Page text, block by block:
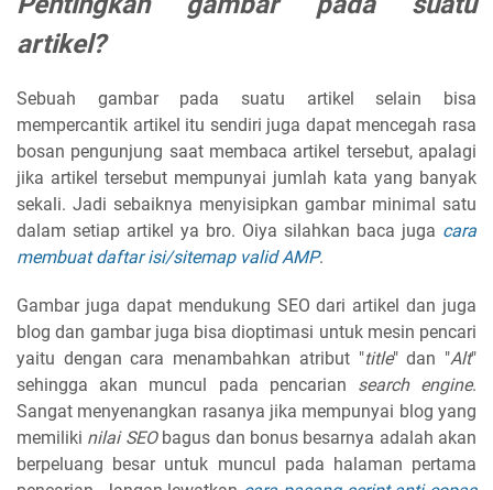
artikel?
Sebuah gambar pada suatu artikel selain bisa
mempercantik artikel itu sendiri juga dapat mencegah rasa
bosan pengunjung saat membaca artikel tersebut, apalagi
jika artikel tersebut mempunyai jumlah kata yang banyak
sekali. Jadi sebaiknya menyisipkan gambar minimal satu
dalam setiap artikel ya bro. Oiya silahkan baca juga cara
membuat daftar isi/sitemap valid AMP.
Gambar juga dapat mendukung SEO dari artikel dan juga
blog dan gambar juga bisa dioptimasi untuk mesin pencari
yaitu dengan cara menambahkan atribut "title" dan "Alt"
sehingga akan muncul pada pencarian search engine.
Sangat menyenangkan rasanya jika mempunyai blog yang
memiliki nilai SEObagus dan bonus besarnya adalah akan
berpeluang besar untuk muncul pada halaman pertama